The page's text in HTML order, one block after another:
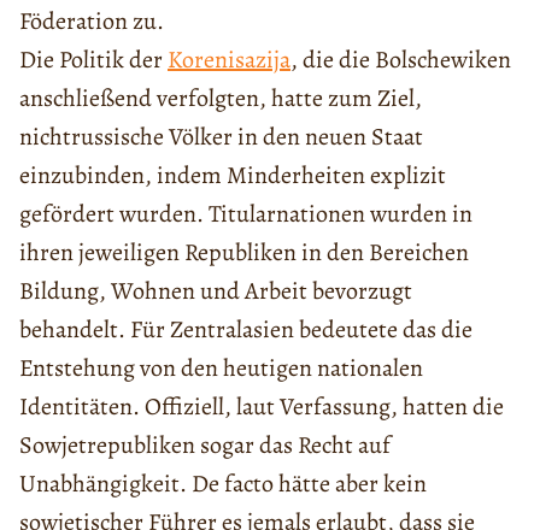
Föderation zu.
Die Politik derKorenisazija, die die Bolschewiken
anschließend verfolgten, hatte zum Ziel,
nichtrussische Völker in den neuen Staat
einzubinden, indem Minderheiten explizit
gefördert wurden. Titularnationen wurden in
ihren jeweiligen Republiken in den Bereichen
Bildung, Wohnen und Arbeit bevorzugt
behandelt. Für Zentralasien bedeutete das die
Entstehung von den heutigen nationalen
Identitäten. Offiziell, laut Verfassung, hatten die
Sowjetrepubliken sogar das Recht auf
Unabhängigkeit. De facto hätte aber kein
sowjetischer Führer es jemals erlaubt, dass sie